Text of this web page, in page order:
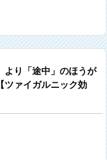
より「途中」のほうが
ツァイガルニック効